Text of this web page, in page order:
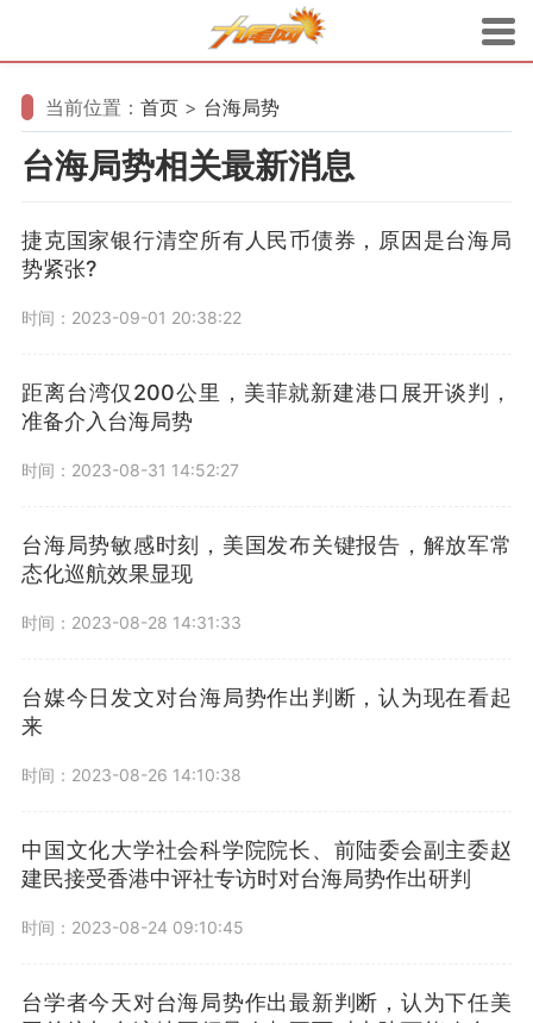
当前位置： 首页 > 台海局势
台海局势相关最新消息
捷克国家银行清空所有人民币债券，原因是台海局
势紧张?
时间：2023-09-01 20:38:22
距离台湾仅200公里，美菲就新建港口展开谈判，
准备介入台海局势
时间：2023-08-31 14:52:27
台海局势敏感时刻，美国发布关键报告，解放军常
态化巡航效果显现
时间：2023-08-28 14:31:33
台媒今日发文对台海局势作出判断，认为现在看起
来
时间：2023-08-26 14:10:38
中国文化大学社会科学院院长、前陆委会副主委赵
建民接受香港中评社专访时对台海局势作出研判
时间：2023-08-24 09:10:45
台学者今天对台海局势作出最新判断，认为下任美